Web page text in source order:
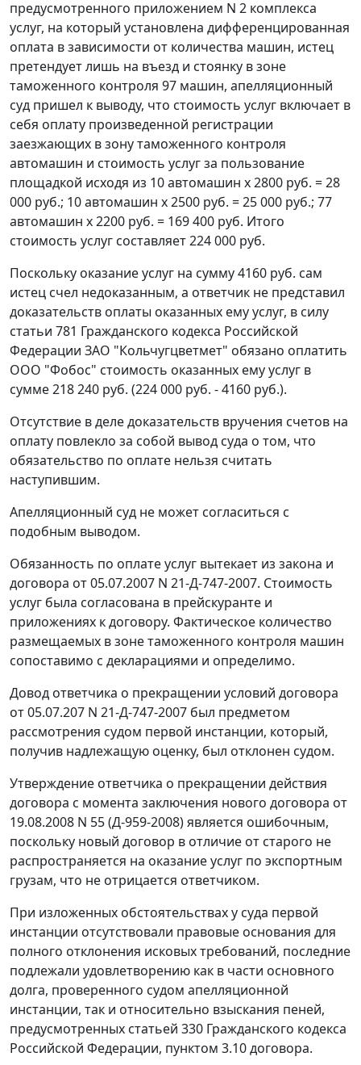
предусмотренного приложением N 2 комплекса
услуг, на который установлена дифференцированная
оплата в зависимости от количества машин, истец
претендует лишь на въезд и стоянку в зоне
таможенного контроля 97 машин, апелляционный
суд пришел к выводу, что стоимость услуг включает в
себя оплату произведенной регистрации
заезжающих в зону таможенного контроля
автомашин и стоимость услуг за пользование
площадкой исходя из 10 автомашин x 2800 руб. = 28
000 руб.; 10 автомашин x 2500 руб. = 25 000 руб.; 77
автомашин x 2200 руб. = 169 400 руб. Итого
стоимость услуг составляет 224 000 руб.
Поскольку оказание услуг на сумму 4160 руб. сам
истец счел недоказанным, а ответчик не представил
доказательств оплаты оказанных ему услуг, в силу
статьи 781 Гражданского кодекса Российской
Федерации ЗАО "Кольчугцветмет" обязано оплатить
ООО "Фобос" стоимость оказанных ему услуг в
сумме 218 240 руб. (224 000 руб. - 4160 руб.).
Отсутствие в деле доказательств вручения счетов на
оплату повлекло за собой вывод суда о том, что
обязательство по оплате нельзя считать
наступившим.
Апелляционный суд не может согласиться с
подобным выводом.
Обязанность по оплате услуг вытекает из закона и
договора от 05.07.2007 N 21-Д-747-2007. Стоимость
услуг была согласована в прейскуранте и
приложениях к договору. Фактическое количество
размещаемых в зоне таможенного контроля машин
сопоставимо с декларациями и определимо.
Довод ответчика о прекращении условий договора
от 05.07.207 N 21-Д-747-2007 был предметом
рассмотрения судом первой инстанции, который,
получив надлежащую оценку, был отклонен судом.
Утверждение ответчика о прекращении действия
договора с момента заключения нового договора от
19.08.2008 N 55 (Д-959-2008) является ошибочным,
поскольку новый договор в отличие от старого не
распространяется на оказание услуг по экспортным
грузам, что не отрицается ответчиком.
При изложенных обстоятельствах у суда первой
инстанции отсутствовали правовые основания для
полного отклонения исковых требований, последние
подлежали удовлетворению как в части основного
долга, проверенного судом апелляционной
инстанции, так и относительно взыскания пеней,
предусмотренных статьей 330 Гражданского кодекса
Российской Федерации, пунктом 3.10 договора.